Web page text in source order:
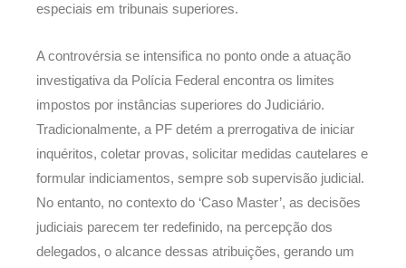
especiais em tribunais superiores.
A controvérsia se intensifica no ponto onde a atuação
investigativa da Polícia Federal encontra os limites
impostos por instâncias superiores do Judiciário.
Tradicionalmente, a PF detém a prerrogativa de iniciar
inquéritos, coletar provas, solicitar medidas cautelares e
formular indiciamentos, sempre sob supervisão judicial.
No entanto, no contexto do ‘Caso Master’, as decisões
judiciais parecem ter redefinido, na percepção dos
delegados, o alcance dessas atribuições, gerando um